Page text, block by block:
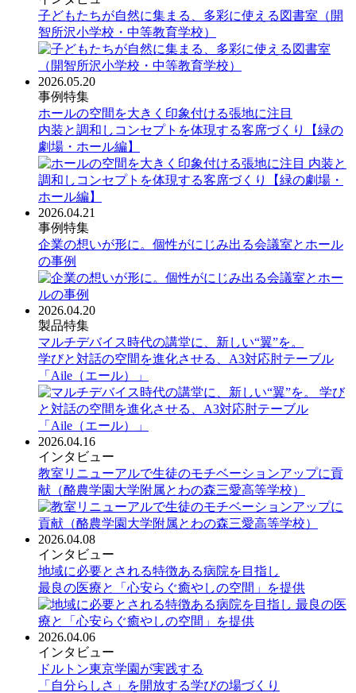
子どもたちが自然に集まる、多彩に使える図書室（開
智所沢小学校・中等教育学校）
2026.05.20
事例特集
ホールの空間を大きく印象付ける張地に注目
内装と調和しコンセプトを体現する客席づくり【緑の
劇場・ホール編】
2026.04.21
事例特集
企業の想いが形に。個性がにじみ出る会議室とホール
の事例
2026.04.20
製品特集
マルチデバイス時代の講堂に、新しい“翼”を。
学びと対話の空間を進化させる、A3対応肘テーブル
「Aile（エール）」
2026.04.16
インタビュー
教室リニューアルで生徒のモチベーションアップに貢
献（酪農学園大学附属とわの森三愛高等学校）
2026.04.08
インタビュー
地域に必要とされる特徴ある病院を目指し
最良の医療と「心安らぐ癒やしの空間」を提供
2026.04.06
インタビュー
ドルトン東京学園が実践する
「自分らしさ」を開放する学びの場づくり